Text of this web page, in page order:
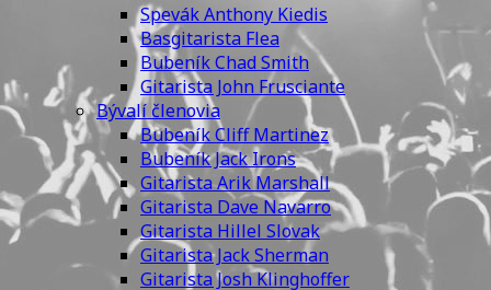
Spevák Anthony Kiedis
Basgitarista Flea
Bubeník Chad Smith
Gitarista John Frusciante
Bývalí členovia
Bubeník Cliff Martinez
Bubeník Jack Irons
Gitarista Arik Marshall
Gitarista Dave Navarro
Gitarista Hillel Slovak
Gitarista Jack Sherman
Gitarista Josh Klinghoffer